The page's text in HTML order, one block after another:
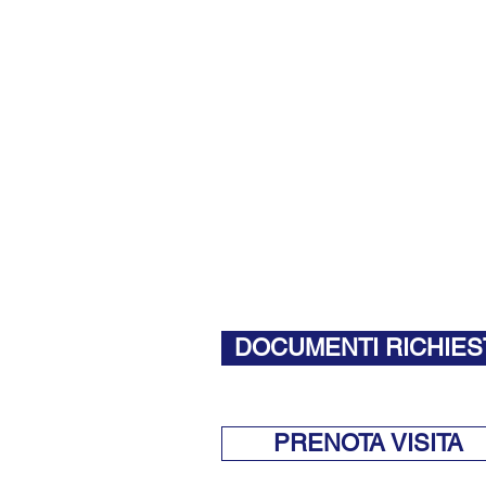
DOCUMENTI
PRENOTA VISITA